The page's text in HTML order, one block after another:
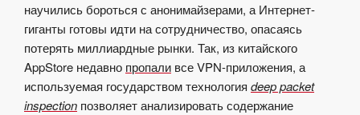
научились бороться с анонимайзерами, а Интернет-
гиганты готовы идти на сотрудничество, опасаясь
потерять миллиардные рынки. Так, из китайского
AppStore недавно пропали все VPN-приложения, а
используемая государством технология deep packet
inspection позволяет анализировать содержание